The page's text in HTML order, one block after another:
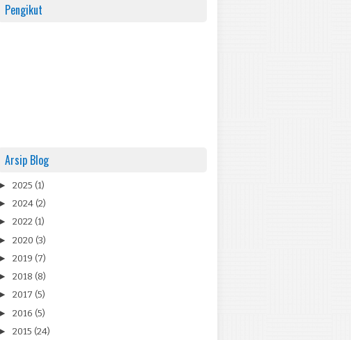
Pengikut
Arsip Blog
► 2025 (1)
► 2024 (2)
► 2022 (1)
► 2020 (3)
► 2019 (7)
► 2018 (8)
► 2017 (5)
► 2016 (5)
► 2015 (24)